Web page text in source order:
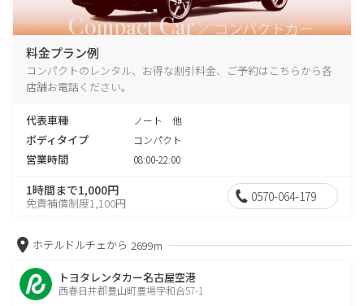
料金プラン例
コンパクトのレンタル、お得な割引料金、ご予約はこちらから各
店舗お電話ください。
代表車種 ノート 他
ボディタイプ コンパクト
営業時間 08:00-22:00
1時間まで1,000円
免責補償制度1,100円 0570-064-179
ホテルドルチェから 2699m
トヨタレンタカー名古屋空港
西春日井郡豊山町豊場字和合57-1